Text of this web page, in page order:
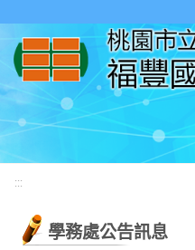
:::
學務處公告訊息